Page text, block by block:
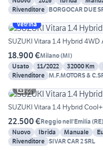
Rivenditore BORGOCAR DUE
Vetrina
SUZUKI Vitara 1.4 Hybrid 4WD
18.900 €Milano(MI)
Usato
11/2022 32000 Km
Rivenditore M.F.MOTORS &
22
SUZUKI Vitara 1.4 Hybrid
22.500 €Reggio nell'Emilia (RE)
Nuovo
Ibrida Manuale
Rivenditore SIVAR CAR 2 SRL